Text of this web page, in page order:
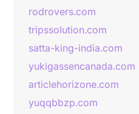
rodrovers.com
tripssolution.com
satta-king-india.com
yukigassencanada.com
articlehorizone.com
yuqqbbzp.com